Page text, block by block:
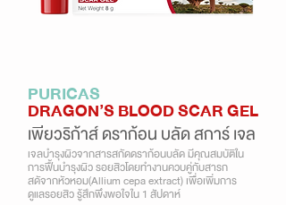
PURICAS
DRAGON’S BLOOD SCAR GEL
เพียวริก้าส์ ดราก้อน บลัด สการ์ เจล
เจลบำรุงผิวจากสารสกัดดราก้อนบลัด มีคุณสมบัติใน
การฟื้นบำรุงผิว รอยสิวโดยทำงานควบคู่กับสารก
สดัจากหัวหอม(Allium cepa extract) เพื่อเพิ่มการ
ดูแลรอยสิว รู้สึกพึงพอใจใน 1 สัปดาห์